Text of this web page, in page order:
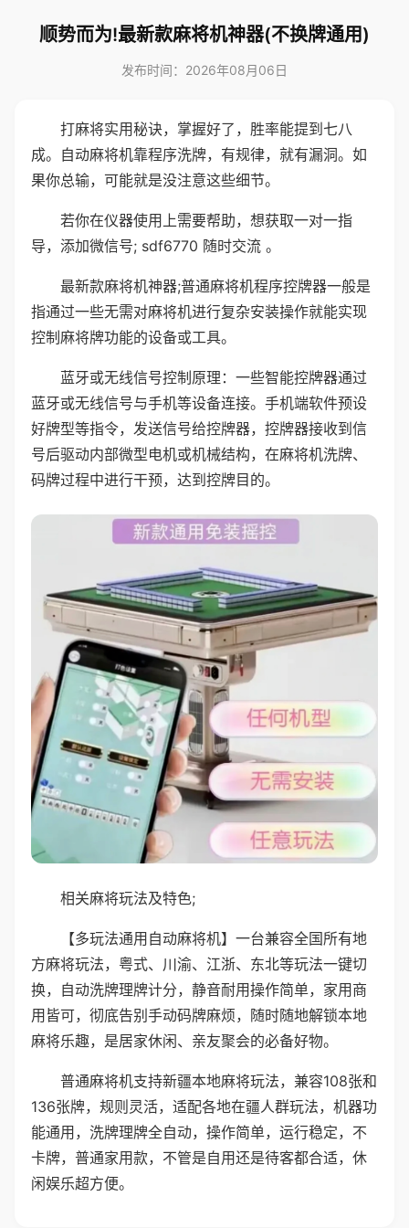
顺势而为!最新款麻将机神器(不换牌通用)
发布时间：2026年08月06日
打麻将实用秘诀，掌握好了，胜率能提到七八
成。自动麻将机靠程序洗牌，有规律，就有漏洞。如
果你总输，可能就是没注意这些细节。
若你在仪器使用上需要帮助，想获取一对一指
导，添加微信号; sdf6770 随时交流 。
最新款麻将机神器;普通麻将机程序控牌器一般是
指通过一些无需对麻将机进行复杂安装操作就能实现
控制麻将牌功能的设备或工具。
蓝牙或无线信号控制原理：一些智能控牌器通过
蓝牙或无线信号与手机等设备连接。手机端软件预设
好牌型等指令，发送信号给控牌器，控牌器接收到信
号后驱动内部微型电机或机械结构，在麻将机洗牌、
码牌过程中进行干预，达到控牌目的。
相关麻将玩法及特色;
【多玩法通用自动麻将机】一台兼容全国所有地
方麻将玩法，粤式、川渝、江浙、东北等玩法一键切
换，自动洗牌理牌计分，静音耐用操作简单，家用商
用皆可，彻底告别手动码牌麻烦，随时随地解锁本地
麻将乐趣，是居家休闲、亲友聚会的必备好物。
普通麻将机支持新疆本地麻将玩法，兼容108张和
136张牌，规则灵活，适配各地在疆人群玩法，机器功
能通用，洗牌理牌全自动，操作简单，运行稳定，不
卡牌，普通家用款，不管是自用还是待客都合适，休
闲娱乐超方便。